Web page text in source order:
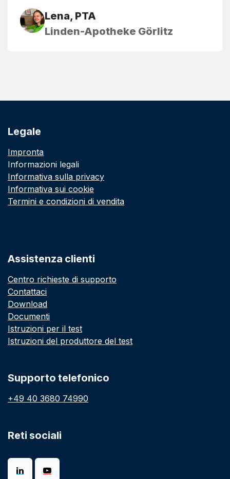
Lena, PTA
Linden-Apotheke Görlitz
Legale
Impronta
Informazioni legali
Informativa sulla privacy
Informativa sui cookie
Termini e condizioni di vendita
Assistenza clienti
Centro richieste di supporto
Contattaci
Download
Documenti
Istruzioni per il test
Istruzioni del produttore del test
Supporto telefonico
+49 40 3680 74990
Reti sociali